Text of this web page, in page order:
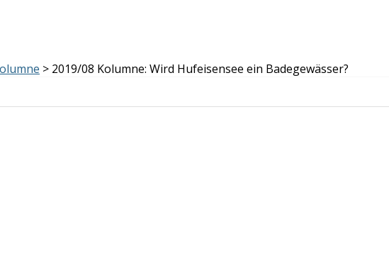
> 2019/08 Kolumne: Wird Hufeisensee ein Badegewässer?